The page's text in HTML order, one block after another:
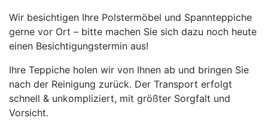
Wir besichtigen Ihre Polstermöbel und Spannteppiche
gerne vor Ort – bitte machen Sie sich dazu noch heute
einen Besichtigungstermin aus!
Ihre Teppiche holen wir von Ihnen ab und bringen Sie
nach der Reinigung zurück. Der Transport erfolgt
schnell & unkompliziert, mit größter Sorgfalt und
Vorsicht.